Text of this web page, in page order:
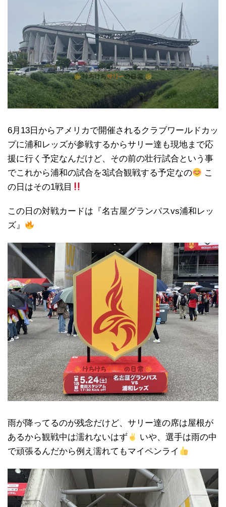
6月13日からアメリカで開催されるクラブワールドカッ
プに浦和レッズが参戦するからサリー達も現地まで応
援に行く予定なんだけど、その前の壮行試合という事
でこれから浦和の試合を3試合観戦する予定なの
こ
の日はその1戦目
この日の対戦カードは『名古屋グランパスvs浦和レッ
ズ』
雨が降ってるのが残念だけど、サリー達の席は屋根が
あるから観戦中は濡れないはず
いや、選手は雨の中
で頑張るんだから例え濡れてもマイペンライ